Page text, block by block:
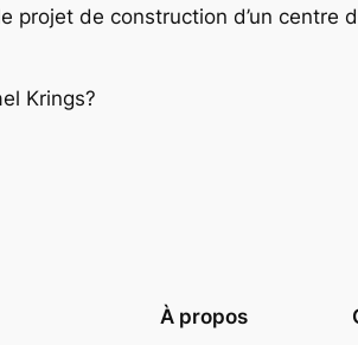
projet de construction d’un centre
Krings?
À propos